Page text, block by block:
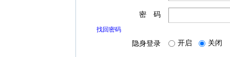
密 码
找回密码
隐身登录 开启 关闭